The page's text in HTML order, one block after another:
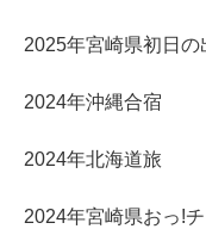
2025年宮崎県初日の
2024年沖縄合宿
2024年北海道旅
2024年宮崎県おっ!